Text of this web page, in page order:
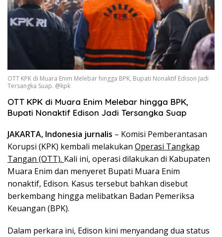
OTT KPK di Muara Enim Melebar hingga BPK, Bupati Nonaktif Edison Jadi
Tersangka Suap. @kpk
OTT KPK di Muara Enim Melebar hingga BPK,
Bupati Nonaktif Edison Jadi Tersangka Suap
JAKARTA, Indonesia jurnalis – Komisi Pemberantasan
Korupsi (KPK) kembali melakukan Operasi Tangkap
Tangan (OTT). Kali ini, operasi dilakukan di Kabupaten
Muara Enim dan menyeret Bupati Muara Enim
nonaktif, Edison. Kasus tersebut bahkan disebut
berkembang hingga melibatkan Badan Pemeriksa
Keuangan (BPK).
Dalam perkara ini, Edison kini menyandang dua status